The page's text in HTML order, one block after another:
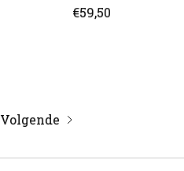
€59,50
Volgende